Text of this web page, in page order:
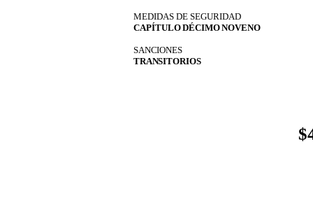
MEDIDAS DE SEGURIDAD
CAPÍTULODÉCIMONOVENO
SANCIONES
TRANSITORIOS